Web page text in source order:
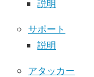
説明
サポート
説明
アタッカー